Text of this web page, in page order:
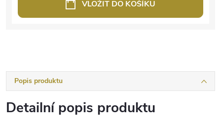
VLOŽIT DO KOŠÍKU
Popis produktu
Detailní popis produktu